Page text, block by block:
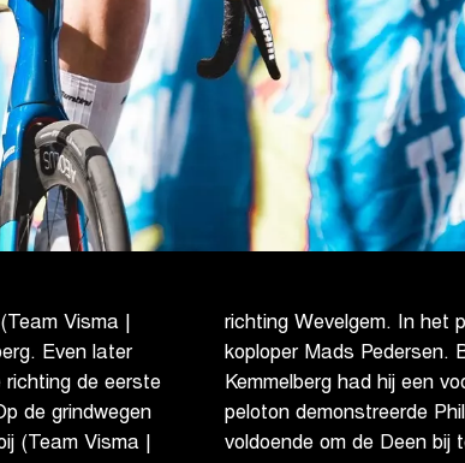
Visma |
Even later
de eerste
de grindwegen
(Team Visma |
richting Wevelgem. In het
koploper Mads Pedersen.
Kemmelberg had hij een
peloton demonstreerde
voldoende om de Deen bij